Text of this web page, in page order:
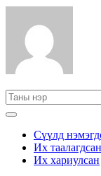
Сүүлд
Их таалагдсан
Их хариулсан